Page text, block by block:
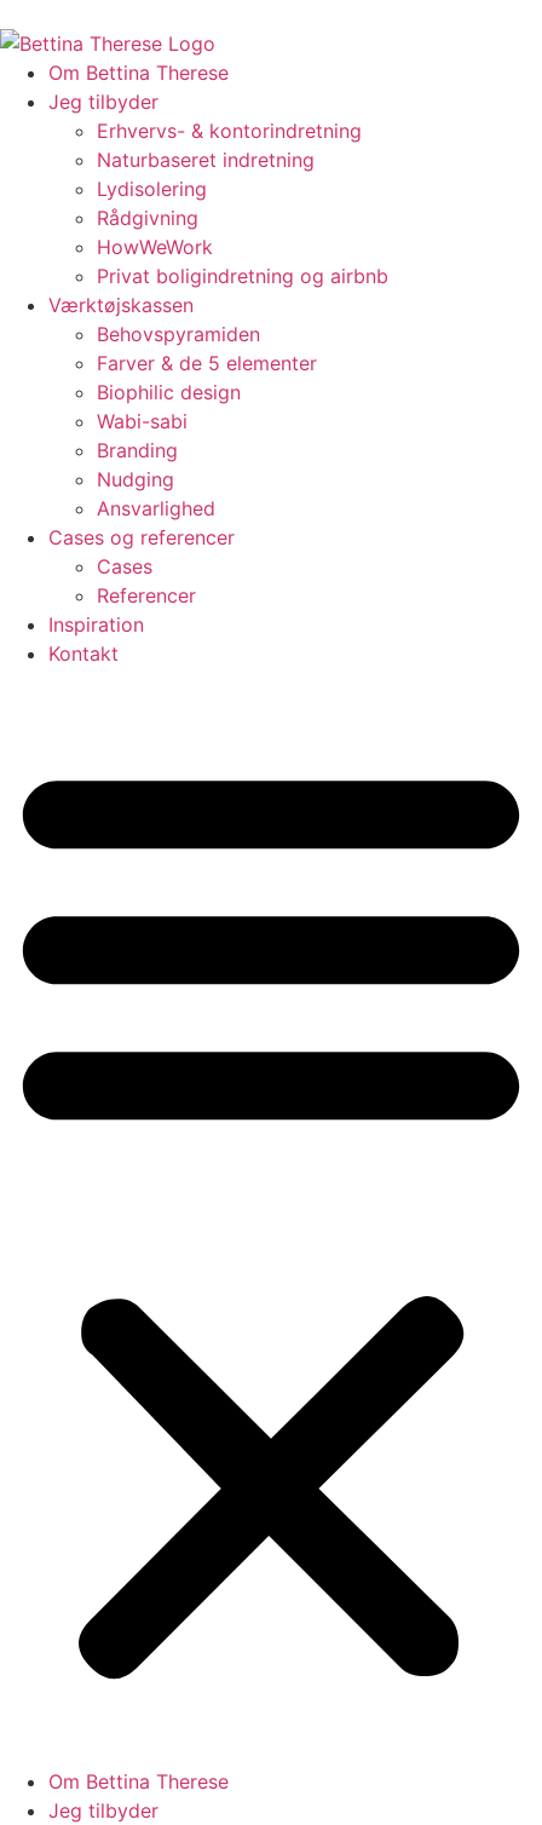
Om Bettina Therese
Jeg tilbyder
Erhvervs- & kontorindretning
Naturbaseret indretning
Lydisolering
Rådgivning
HowWeWork
Privat boligindretning og airbnb
Værktøjskassen
Behovspyramiden
Farver & de 5 elementer
Biophilic design
Wabi-sabi
Branding
Nudging
Ansvarlighed
Cases og referencer
Cases
Referencer
Inspiration
Kontakt
Om Bettina Therese
Jeg tilbyder